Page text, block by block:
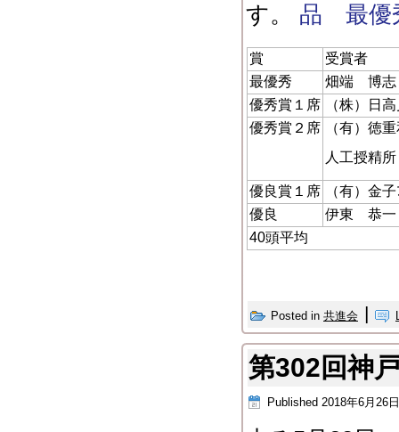
す。
賞
受賞者
最優秀
畑端 博志
優秀賞１席
（株）日
優秀賞２席
（有）徳
人工授精所
優良賞１席
（有）金
優良
伊東 恭一
40頭平均
Posted in 共進会 |
第302回神
Published 2018年6月26日